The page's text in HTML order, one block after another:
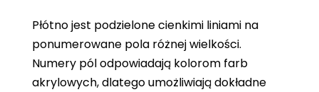
Płótno jest podzielone cienkimi liniami na
ponumerowane pola różnej wielkości.
Numery pól odpowiadają kolorom farb
akrylowych, dlatego umożliwiają dokładne